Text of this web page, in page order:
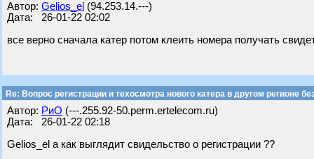
Автор: Gelios_el (94.253.14.---)
Дата: 26-01-22 02:02
все верно сначала катер потом клеить номера получать
Re: Вопрос регистрации и техосмотра нового катера в другом регионе
Автор: РиО (---.255.92-50.perm.ertelecom.ru)
Дата: 26-01-22 02:18
Gelios_el а как выглядит свидельство о регистрации ??